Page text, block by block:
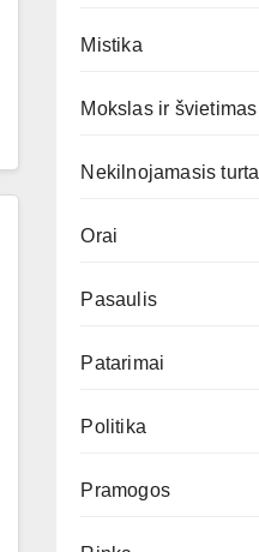
Mistika
Mokslas ir švietimas
Nekilnojamasis
Orai
Pasaulis
Patarimai
Politika
Pramogos